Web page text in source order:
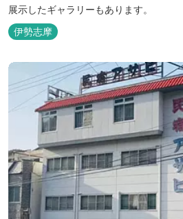
展示したギャラリーもあります。
伊勢志摩